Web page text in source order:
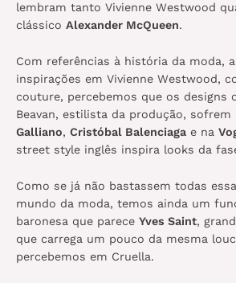
lembram tanto Vivienne Westwood
clássico Alexander McQueen.
Com referências à história da moda,
inspirações em Vivienne Westwood,
couture, percebemos que os designs
Beavan, estilista da produção,
Galliano, Cristóbal Balenciaga e na
street style inglês inspira looks da
Como se já não bastassem todas
mundo da moda, temos ainda um
baronesa que parece Yves Saint,
que carrega um pouco da mesma
percebemos em Cruella.